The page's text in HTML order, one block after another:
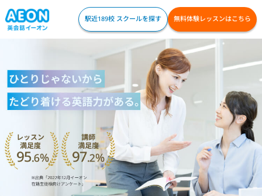
駅近189校 スクールを探す 無料体験レッスンはこちら